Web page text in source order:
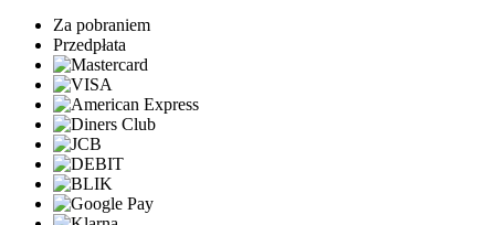
Za pobraniem
Przedpłata